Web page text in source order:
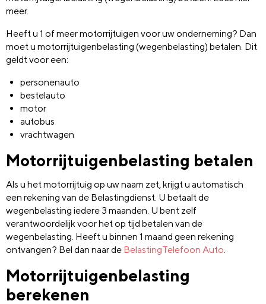
meer.
Heeft u 1 of meer motorrijtuigen voor uw onderneming? Dan
moet u motorrijtuigenbelasting (wegenbelasting) betalen. Dit
geldt voor een:
personenauto
bestelauto
motor
autobus
vrachtwagen
Motorrijtuigenbelasting betalen
Als u het motorrijtuig op uw naam zet, krijgt u automatisch
een rekening van de Belastingdienst. U betaalt de
wegenbelasting iedere 3 maanden. U bent zelf
verantwoordelijk voor het op tijd betalen van de
wegenbelasting. Heeft u binnen 1 maand geen rekening
ontvangen? Bel dan naar de BelastingTelefoon Auto
Motorrijtuigenbelasting
berekenen